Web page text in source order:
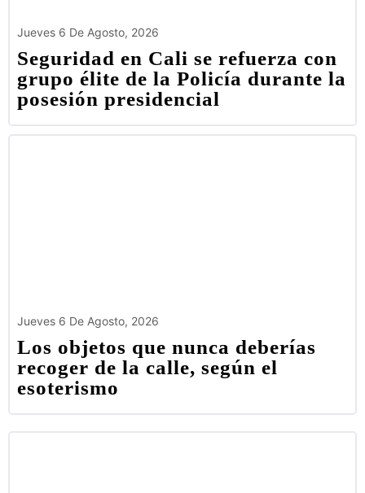
Jueves 6 De Agosto, 2026
Seguridad en Cali se refuerza con
grupo élite de la Policía durante la
posesión presidencial
Jueves 6 De Agosto, 2026
Los objetos que nunca deberías
recoger de la calle, según el
esoterismo